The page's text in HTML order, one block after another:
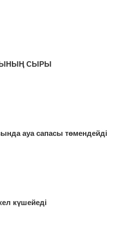
СЫРЫ
ауа сапасы төмендейді
күшейеді